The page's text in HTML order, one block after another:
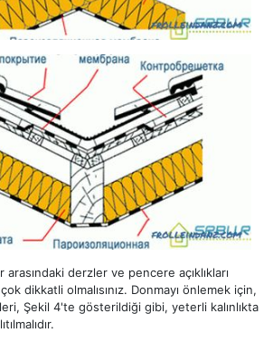
arasındaki derzler ve pencere açıklıkları
dikkatli olmalısınız. Donmayı önlemek için,
Şekil 4'te gösterildiği gibi, yeterli kalınlıkta